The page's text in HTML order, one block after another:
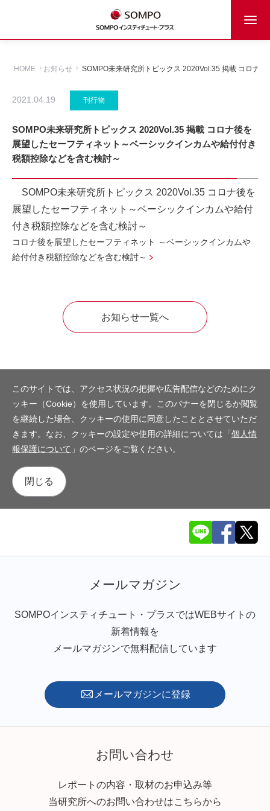
HOME お知らせ SOMPO未来研究所トピックス 2020Vol.35 掲載 コロナ
2021.04.19 刊行物
SOMPO未来研究所トピックス 2020Vol.35 掲載 コロナ後を
展望したセーフティネット～ベーシックインカムや給付付き
税額控除などを含む検討～
SOMPO未来研究所トピックス 2020Vol.35 コロナ後を
展望したセーフティネット～ベーシックインカムや給付
付き税額控除などを含む検討～
コロナ後を展望したセーフティネット ～ベーシックインカムや
給付付き税額控除などを含む検討～
お知らせ一覧へ
このサイトでは、アクセス状況の把握や広告配信などのためにク
ッキー（Cookie）を使用しています。このバナーを閉じるか閲覧
を継続した場合、クッキーの使用に同意したこととさせていただ
きます。なお、クッキーの設定や使用の詳細については「個人情
報保護について 」のページをご覧ください。
閉じる
メールマガジン
SOMPOインスティチュート・プラスではWEBサイトの
新着情報を
メールマガジンで無料配信しています
メールマガジンに登録
お問い合わせ
レポートの内容・取材のお申込み等
当研究所へのお問い合わせはこちらから